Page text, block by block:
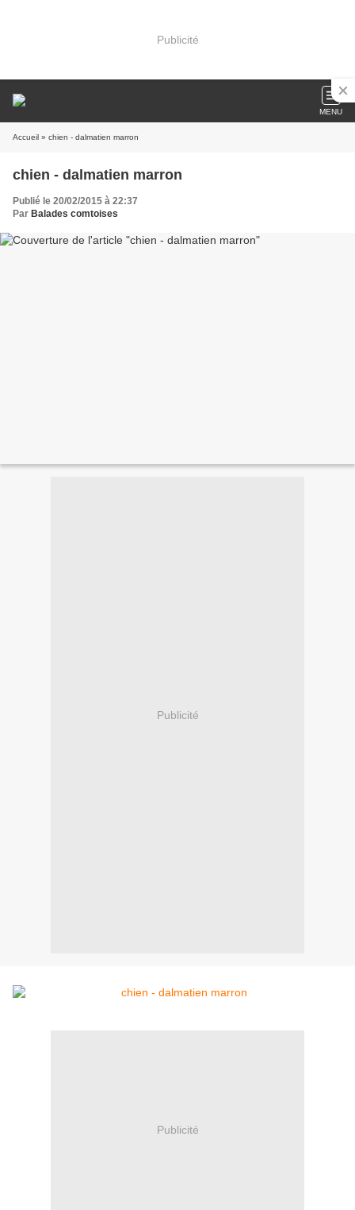
Publicité
MENU
Accueil » chien - dalmatien marron
chien - dalmatien marron
Publié le 20/02/2015 à 22:37
Par Balades comtoises
Publicité
Publicité